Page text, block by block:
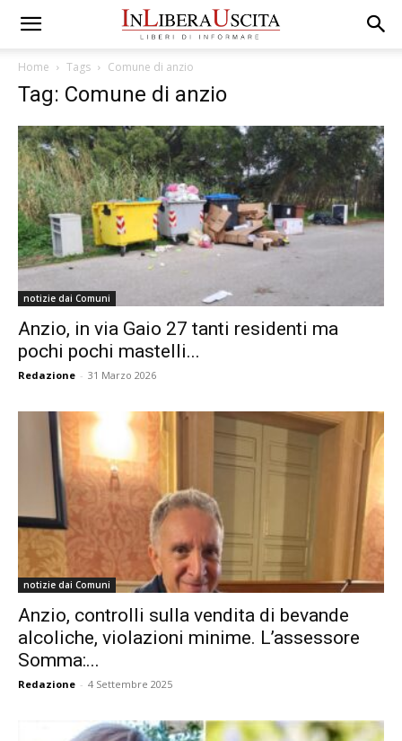
Home Tags Comune di anzio
Tag: Comune di anzio
notizie dai Comuni
Anzio, in via Gaio 27 tanti residenti ma
pochi pochi mastelli...
Redazione - 31 Marzo 2026
notizie dai Comuni
Anzio, controlli sulla vendita di bevande
alcoliche, violazioni minime. L’assessore
Somma:...
Redazione - 4 Settembre 2025